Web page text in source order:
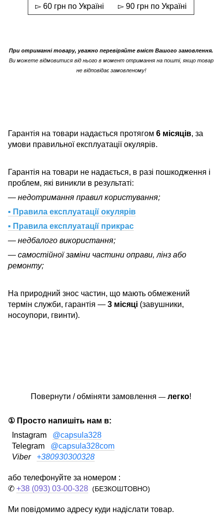
▻ 60 грн по Україні ▻ 90 грн по Україні
При отриманні товару, уважно перевіряйте вміст Вашого замовлення.
Ви можете відмовитися від нього в момент отримання на пошті, якщо товар
не відповідає замовленому!
Гарантія на товари надається протягом 6 місяців, за
умови правильної експлуатації окулярів.
Гарантія на товари не надається, в разі пошкодження і
проблем, які виникли в результаті:
— недотримання правил користування;
▪ Правила експлуатації окулярів
▪ Правила експлуатації прикрас
— недбалого використання;
— самостійної заміни частини оправи, лінз або
ремонту;
На природний знос частин, що мають обмежений
термін служби, гарантія — 3 місяці (завушники,
носоупори, гвинти).
Повернути / обміняти замовлення — легко!
① Просто напишіть нам в:
Instagram @capsula328
Telegram @capsula328com
Viber +380930300328
або телефонуйте за номером :
✆ +38 (093) 03-00-328 (БЕЗКОШТОВНО)
Ми повідомимо адресу куди надіслати товар.